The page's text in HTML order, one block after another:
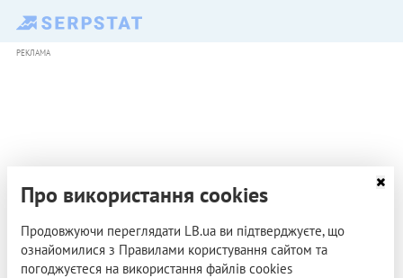
РЕКЛАМА
Про використання cookies
Продовжуючи переглядати LB.ua ви підтверджуєте, що
ознайомилися з Правилами користування сайтом та
погоджуєтеся на використання файлів cookies